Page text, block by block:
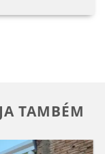
TAMBÉM